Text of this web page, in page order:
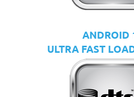
ANDROID
ULTRA FAST